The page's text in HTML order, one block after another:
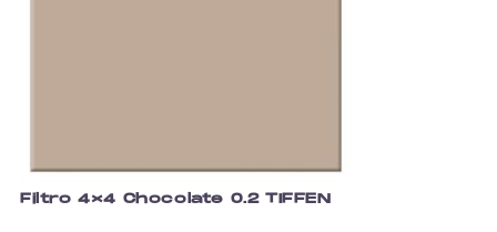
Filtro 4×4 Chocolate 0.2 TIFFEN